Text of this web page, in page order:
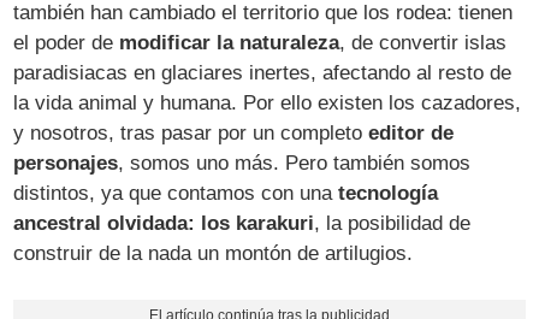
también han cambiado el territorio que los rodea: tienen
el poder de modificar la naturaleza, de convertir islas
paradisiacas en glaciares inertes, afectando al resto de
la vida animal y humana. Por ello existen los cazadores,
y nosotros, tras pasar por un completoeditor de
personajes, somos uno más. Pero también somos
distintos, ya que contamos con unatecnología
ancestral olvidada: los karakuri, la posibilidad de
construir de la nada un montón de artilugios.